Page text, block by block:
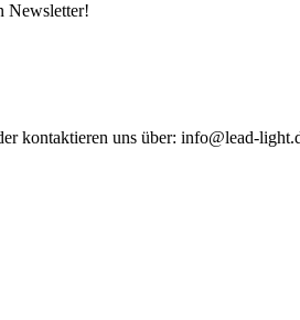
Newsletter!
kontaktieren uns über: info@lead-